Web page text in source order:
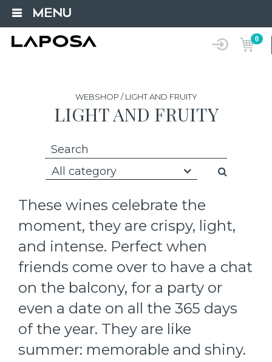
MENU
0
WEBSHOP / LIGHT AND FRUITY
LIGHT AND FRUITY
All category
These wines celebrate the
moment, they are crispy, light,
and intense. Perfect when
friends come over to have a chat
on the balcony, for a party or
even a date on all the 365 days
of the year. They are like
summer: memorable and shiny.